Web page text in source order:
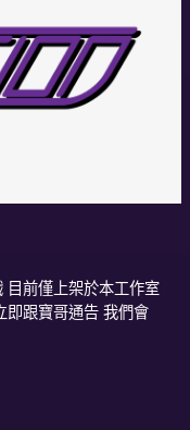
目前僅上架於本工作室
即跟寶哥通告 我們會